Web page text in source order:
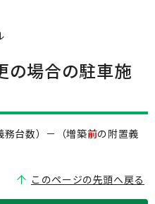
の場合の駐車施
務台数）－（増築前の附置義
このページの先頭へ戻る